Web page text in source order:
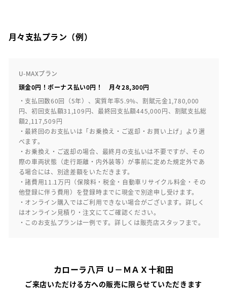
月々支払プラン（例）
U-MAXプラン
頭金0円！ボーナス払い0円！ 月々28,300円
・支払回数60回（5年）、実質年率5.9%、割賦元金1,780,000
円、初回支払額31,109円、最終回支払額445,000円、割賦支払総
額2,117,509円
・最終回のお支払いは「お乗換え・ご返却・お買い上げ」より選
べます。
・お乗換え・ご返却の場合、最終月の支払いは不要ですが、その
際の車両状態（走行距離・内外装等）が事前に定めた規定外であ
る場合には、別途差額をいただきます。
・諸費用11.1万円（保険料・税金・自動車リサイクル料金・その
他登録に伴う費用）を登録時までに現金で別途申し受けます。
・オンライン購入ではご利用できない場合がございます。詳しく
はオンライン見積り・注文にてご確認ください。
・このお支払プランは一例です。詳しくは販売店スタッフまで。
カローラ八戸 Ｕ－ＭＡＸ十和田
ご来店いただける方への販売に限らせていただきます